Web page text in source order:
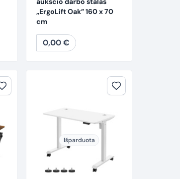
„ErgoLift Oak” 160 x 70
cm
0,00€
Išparduota